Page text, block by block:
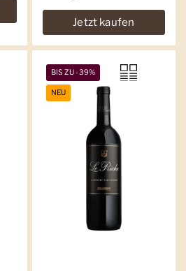
Jetzt kaufen
BIS ZU -39%
NEU